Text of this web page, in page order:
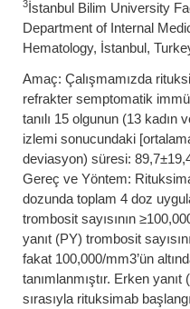
3İstanbul Bilim University
Department of Internal
Hematology, İstanbul,
Amaç: Çalışmamızda
refrakter semptomatik
tanılı 15 olgunun (13 kadın
izlemi sonucundaki
deviasyon) süresi:
Gereç ve Yöntem:
dozunda toplam 4 doz
trombosit sayısının
yanıt (PY) trombosit
fakat 100,000/mm3’ün
tanımlanmıştır. Erken
sırasıyla rituksimab